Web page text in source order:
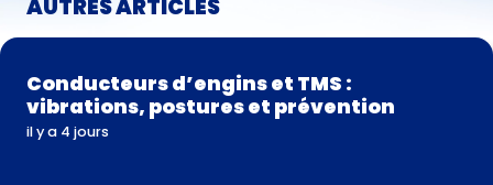
AUTRES ARTICLES
Conducteurs d’engins et TMS :
vibrations, postures et prévention
il y a 4 jours